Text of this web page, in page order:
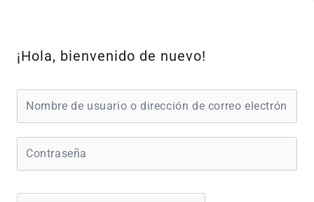
contenido
¡Hola, bienvenido de nuevo!